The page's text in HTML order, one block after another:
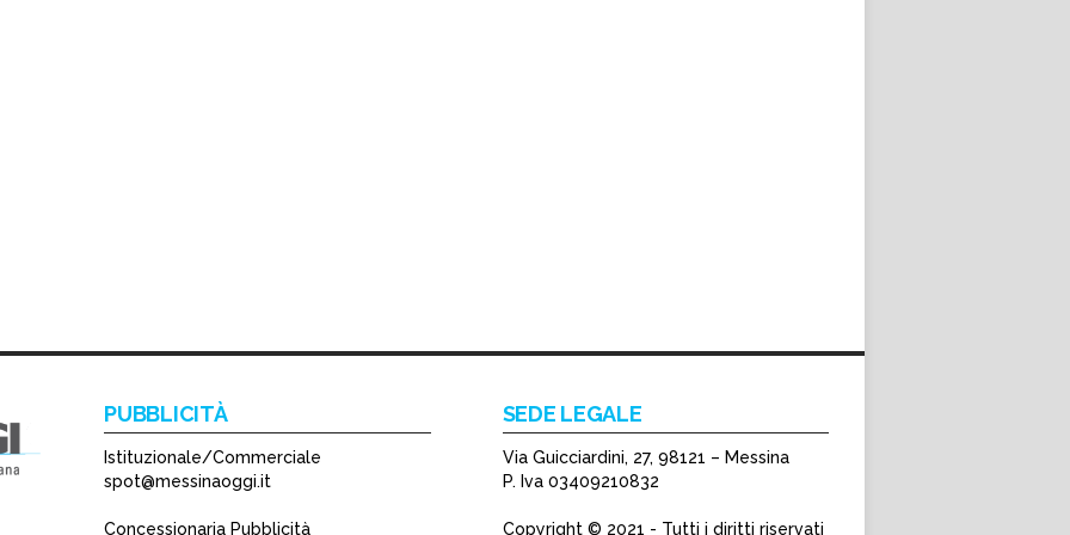
PUBBLICITÀ
Istituzionale/Commerciale
spot@messinaoggi.it
Concessionaria Pubblicità
SEDE LEGALE
Via Guicciardini, 27, 98121 – Messina
P. Iva 03409210832
Copyright © 2021 - Tutti i diritti riservati